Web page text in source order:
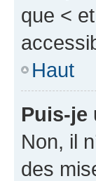
que <
Haut
Puis-je
Non, il
des